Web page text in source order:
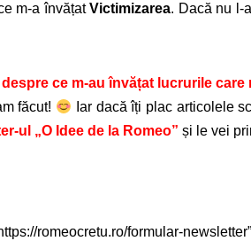
m-a învățatVictimizarea. Dacă nu l-
despre ce m-au învățat lucrurile care
făcut!
Iar dacă îți plac articolele
ul „O Idee de la Romeo” și le vei
romeocretu.ro/formular-newsletter” ]